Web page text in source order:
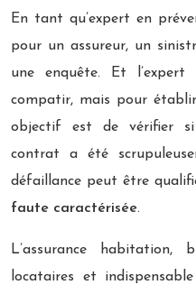
En tant qu’expert en
pour un assureur, un
une enquête. Et
compatir, mais pour
objectif est de vérifier
contrat a été
défaillance peut être
faute caractérisée.
L’assurance habitation,
locataires et